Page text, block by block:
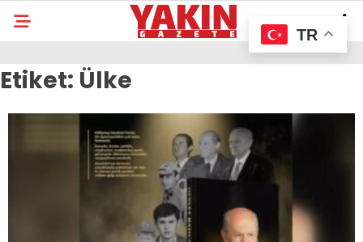
Etiket: Ülke
TR